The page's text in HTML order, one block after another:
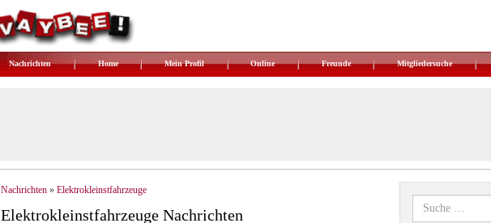
Nachrichten Home Mein Profil Online Freunde Mitgliedersuche
Nachrichten» Elektrokleinstfahrzeuge
Elektrokleinstfahrzeuge Nachrichten